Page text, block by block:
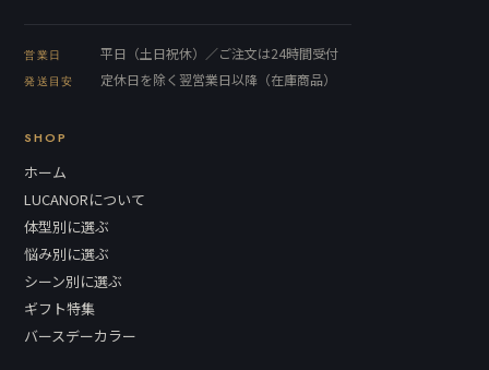
営業日 平日（土日祝休）／ご注文は24時間受付
発送目安 定休日を除く翌営業日以降（在庫商品）
SHOP
ホーム
LUCANORについて
体型別に選ぶ
悩み別に選ぶ
シーン別に選ぶ
ギフト特集
バースデーカラー